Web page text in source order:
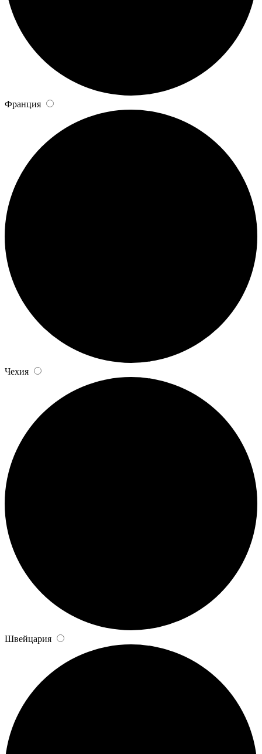
Франция
Чехия
Швейцария